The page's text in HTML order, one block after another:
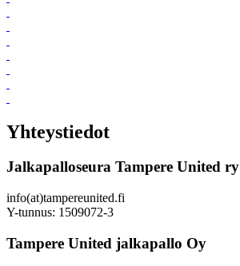
Yhteystiedot
Jalkapalloseura Tampere United ry
info(at)tampereunited.fi
Y-tunnus: 1509072-3
Tampere United jalkapallo Oy